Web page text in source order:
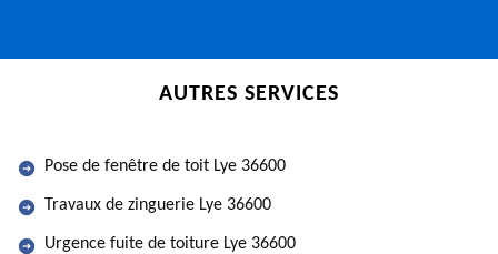
AUTRES SERVICES
Pose de fenêtre de toit Lye 36600
Travaux de zinguerie Lye 36600
Urgence fuite de toiture Lye 36600